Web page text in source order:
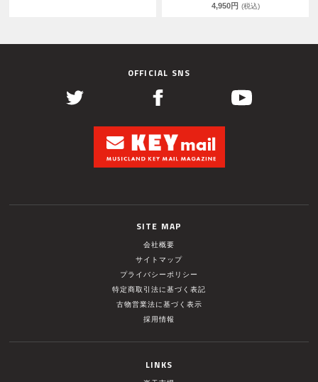
4,950円 (税込)
OFFICIAL SNS
SITE MAP
会社概要
サイトマップ
プライバシーポリシー
特定商取引法に基づく表記
古物営業法に基づく表示
採用情報
LINKS